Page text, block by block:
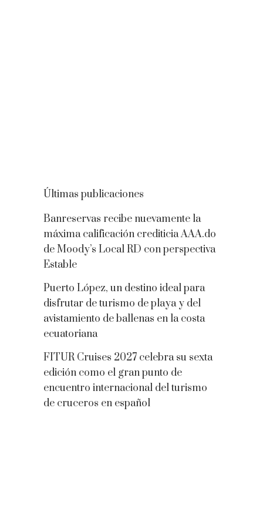
Últimas publicaciones
Banreservas recibe nuevamente la
máxima calificación crediticia AAA.do
de Moody’s Local RD con perspectiva
Estable
Puerto López, un destino ideal para
disfrutar de turismo de playa y del
avistamiento de ballenas en la costa
ecuatoriana
FITUR Cruises 2027 celebra su sexta
edición como el gran punto de
encuentro internacional del turismo
de cruceros en español